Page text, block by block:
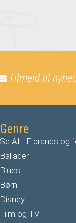
Tilmeld til
Genre
Se ALLE brands og
Ballader
Blues
Børn
Disney
Film og TV